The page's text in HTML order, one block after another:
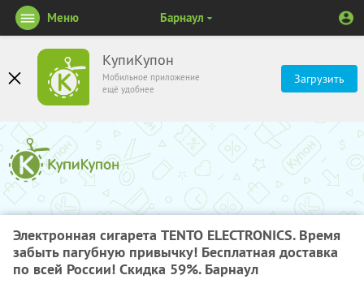
КупиКупон
Мобильное приложение
ещё удобнее
Загрузить
Меню Барнаул
Электронная сигарета TENTO ELECTRONICS. Время
забыть пагубную привычку! Бесплатная доставка
по всей России! Скидка 59%. Барнаул